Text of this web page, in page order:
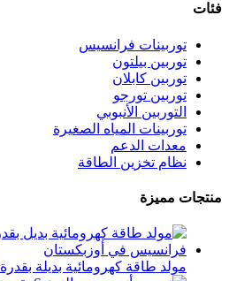
فئات
توربينات فرانسيس
توربين بيلتون
توربين كابلان
توربين تورجو
التوربين الأنبوبي
توربينات المياه الصغيرة
معدات الدعم
نظام تخزين الطاقة
منتجات مميزة
مولد طاقة كهرومائية بديلة بقدرة 500 كيلوواط...